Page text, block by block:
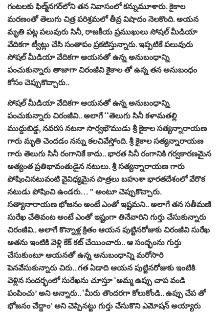
గంటలకు ఫిల్మ్‌నగర్‌లోని తన నివాసంలో కన్నుమూశారు. కైకాల
మరణంతో తెలుగు చిత్ర పరిశ్రమలో తీవ్ర విషాదం నెలకొంది. అయన
మృతి పట్ల పలువురు సినీ, రాజకీయ ప్రముఖులు సోషల్‌ మీడియా
వేదికగా ట్వీట్లు చేసి సంతాపం ప్రకటిస్తున్నారు. ఇప్పటికే పలువురు
సోషల్ మీడియా వేదికగా ఆయనతో ఉన్న అనుబంధాన్ని
పంచుకున్నారు తాజాగా చిరంజీవి కైకాల తో ఉన్న తన అనుబంధం
కోసం చెప్పుకొచ్చారు..
సోషల్ మీడియా వేదికగా ఆయనతో ఉన్న అనుబంధాన్ని
పంచుకున్నారు చిరంజీవి.. అలాగే ‘‘తెలుగు సినీ కళామతల్లి
ముద్దుబిడ్డ, నవరస నటనా సార్వభౌముడు శ్రీ కైకాల సత్యన్నారాయణ
గారు మృతి చెందడం నన్ను కలచివేస్తోంది. శ్రీ కైకాల సత్యన్నారాయణ
గారు తెలుగు సినీ రంగానికే కాదు.. భారత సినీ రంగానికి గర్వకారణమైన
అత్యంత ప్రతిభావంతుడైన నటులు. శ్రీ సత్యన్నారాయణ గారు
పోషించినటువంటి వైవిధ్యమైన పాత్రలు బహుశా భారతదేశంలో వేరొక
నటుడు పోషించి ఉండరు… ” అంటూ చెప్పుకొచ్చారు.
సత్యానారాయణ భోజనం అంటే ఎంతో ఇష్టమని.. అలాగే తన సతీమణి
సురేఖ చేతివంట అంటే ఎంతో ఇష్టంగా తినేవారిని గుర్తు చేసుకున్నారు
చిరంజీవి.. అలాగే కొన్నాళ్ల క్రితం ఆయన పుట్టినరోజుకు చిరంజీవి సురేఖ
అతను ఇంటికి వెళ్లి కేక్ కట్ చేయించారు.. ఆ సంద్భంను గుర్తు
చేసుకుంటూ ఆయనతో ఉన్న అనుబంధాన్ని మరోసారి
పెనవేసుకున్నారు చిరు.. గత ఏడాది ఆయన పుట్టినరోజుకు ఇంటికి
వెళ్లిన సందర్భంలో సురేఖను చూస్తూ ‘అమ్మ ఉప్పు చాప వండి
పంపించు’ అని అన్నారు.. ‘మీరు తొందరగా కోలుకోండి.. ఉప్పు చేప తో
భోజనం చేద్దాం’ అని చెప్పినట్టు గుర్తు చేసుకొని ఎమోషన్ అయ్యారు